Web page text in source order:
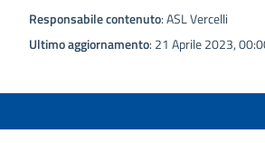
Responsabile contenuto: ASL Vercelli
Ultimo aggiornamento: 21 Aprile 2023,